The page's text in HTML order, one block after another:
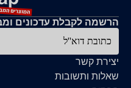
יצירת קשר
שאלות ותשובות
הרשמה לקבלת עדכונים
כתובת דוא''ל